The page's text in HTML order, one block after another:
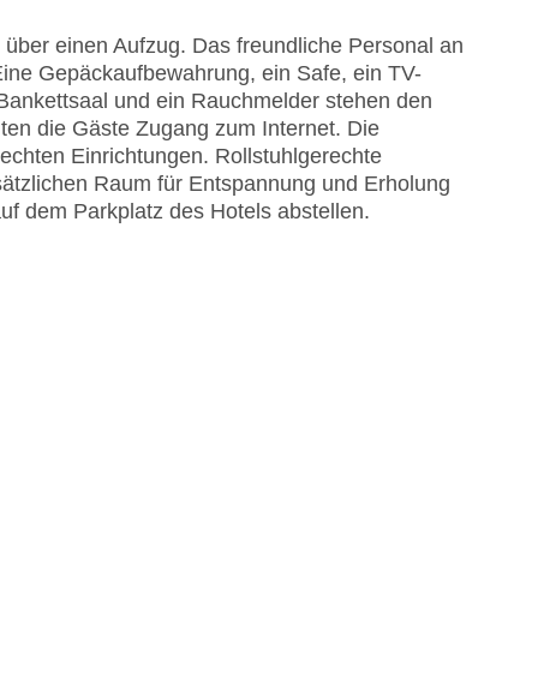
einen Aufzug. Das freundliche Personal an
Gepäckaufbewahrung, ein Safe, ein TV-
und ein Rauchmelder stehen den
die Gäste Zugang zum Internet. Die
Einrichtungen. Rollstuhlgerechte
Raum für Entspannung und Erholung
dem Parkplatz des Hotels abstellen.